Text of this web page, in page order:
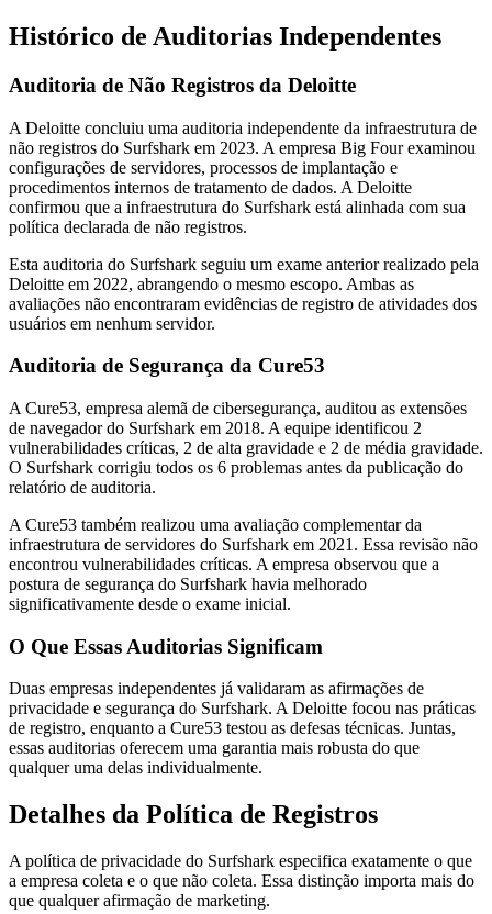
Histórico de Auditorias Independentes
Auditoria de Não Registros da Deloitte
A Deloitte concluiu uma auditoria independente da infraestrutura de
não registros do Surfshark em 2023. A empresa Big Four examinou
configurações de servidores, processos de implantação e
procedimentos internos de tratamento de dados. A Deloitte
confirmou que a infraestrutura do Surfshark está alinhada com sua
política declarada de não registros.
Esta auditoria do Surfshark seguiu um exame anterior realizado pela
Deloitte em 2022, abrangendo o mesmo escopo. Ambas as
avaliações não encontraram evidências de registro de atividades dos
usuários em nenhum servidor.
Auditoria de Segurança da Cure53
A Cure53, empresa alemã de cibersegurança, auditou as extensões
de navegador do Surfshark em 2018. A equipe identificou 2
vulnerabilidades críticas, 2 de alta gravidade e 2 de média gravidade.
O Surfshark corrigiu todos os 6 problemas antes da publicação do
relatório de auditoria.
A Cure53 também realizou uma avaliação complementar da
infraestrutura de servidores do Surfshark em 2021. Essa revisão não
encontrou vulnerabilidades críticas. A empresa observou que a
postura de segurança do Surfshark havia melhorado
significativamente desde o exame inicial.
O Que Essas Auditorias Significam
Duas empresas independentes já validaram as afirmações de
privacidade e segurança do Surfshark. A Deloitte focou nas práticas
de registro, enquanto a Cure53 testou as defesas técnicas. Juntas,
essas auditorias oferecem uma garantia mais robusta do que
qualquer uma delas individualmente.
Detalhes da Política de Registros
A política de privacidade do Surfshark especifica exatamente o que
a empresa coleta e o que não coleta. Essa distinção importa mais do
que qualquer afirmação de marketing.